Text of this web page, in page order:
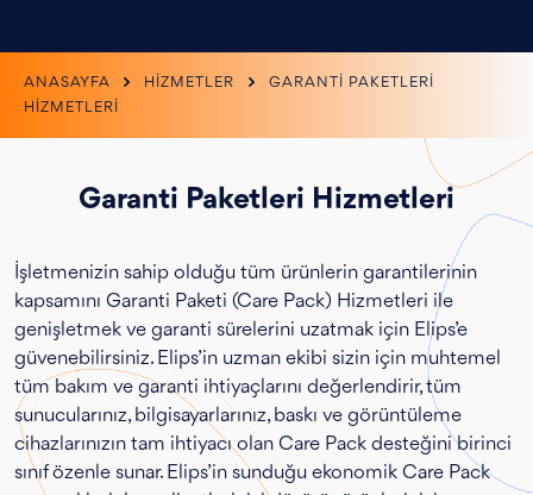
ANASAYFA HİZMETLER
GARANTİ PAKETLERİ
HİZMETLERİ
Garanti Paketleri Hizmetleri
İşletmenizin sahip olduğu tüm ürünlerin garantilerinin
kapsamını Garanti Paketi (Care Pack) Hizmetleri ile
genişletmek ve garanti sürelerini uzatmak için Elips’e
güvenebilirsiniz. Elips’in uzman ekibi sizin için muhtemel
tüm bakım ve garanti ihtiyaçlarını değerlendirir, tüm
sunucularınız, bilgisayarlarınız, baskı ve görüntüleme
cihazlarınızın tam ihtiyacı olan Care Pack desteğini birinci
sınıf özenle sunar. Elips’in sunduğu ekonomik Care Pack